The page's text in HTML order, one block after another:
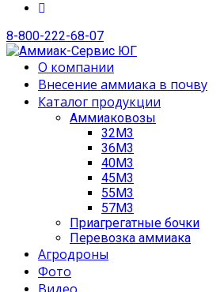
8-800-222-68-07
О компании
Внесение аммиака в почву
Каталог продукции
Аммиаковозы
32М3
36М3
40М3
45М3
55М3
57М3
Приагрегатные бочки
Перевозка аммиака
Агродроны
Фото